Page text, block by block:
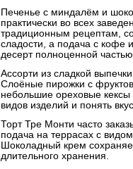
Печенье с миндалём и
практически во всех
традиционным рецептам,
сладости, а подача с кофе
десерт полноценной
Ассорти из сладкой
Слоёные пирожки с
небольшие ореховые кексы
видов изделий и понять
Торт Тре Монти часто
подача на террасах с
Шоколадный крем
длительного хранения.